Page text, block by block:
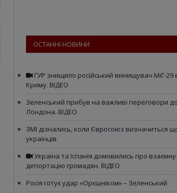
ОСТАННІ НОВИНИ
ГУР знищило російський винищувач МіГ-29
Криму. ВІДЕО
Зеленський прибув на важливі переговори до
Лондона. ВІДЕО
ЗМІ дізнались, коли Євросоюз визначиться
українців
Україна та Іспанія домовились про взаємну
депортацію громадян. ВІДЕО
Росія готує удар «Орєшніком» – Зеленський